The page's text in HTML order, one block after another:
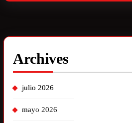
Archives
julio 2026
mayo 2026